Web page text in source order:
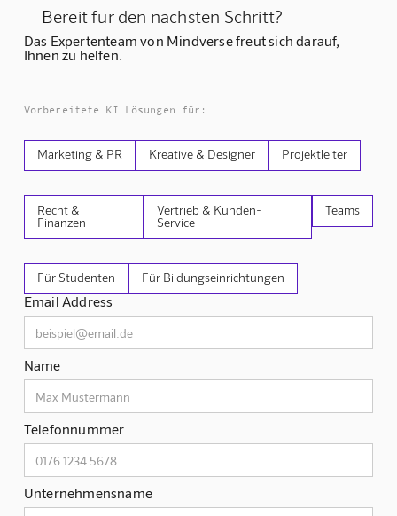
Bereit für den nächsten Schritt?
Das Expertenteam von Mindverse freut sich darauf,
Ihnen zu helfen.
Vorbereitete KI Lösungen für:
Marketing & PR Kreative & Designer Projektleiter
Recht &
Finanzen
Vertrieb & Kunden-
Service
Teams
Für Studenten Für Bildungseinrichtungen
Email Address
Name
Telefonnummer
Unternehmensname